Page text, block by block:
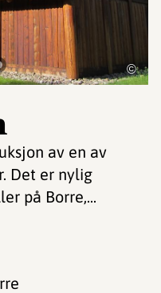
av en av
Det er nylig
på Borre,...
©